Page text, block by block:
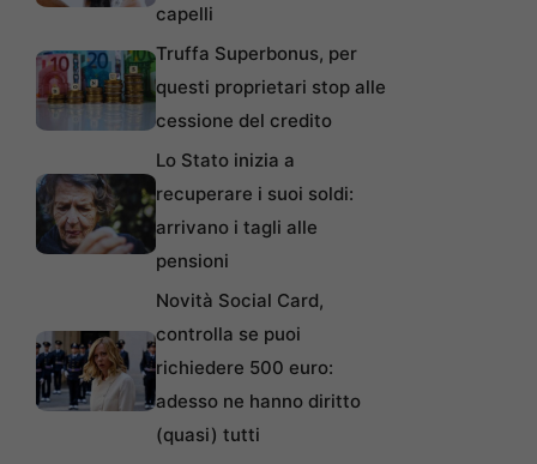
capelli
Truffa Superbonus, per
questi proprietari stop alle
cessione del credito
Lo Stato inizia a
recuperare i suoi soldi:
arrivano i tagli alle
pensioni
Novità Social Card,
controlla se puoi
richiedere 500 euro:
adesso ne hanno diritto
(quasi) tutti